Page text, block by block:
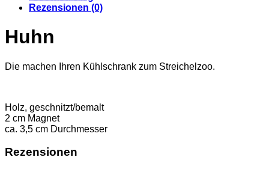
Rezensionen (0)
Huhn
Die machen Ihren Kühlschrank zum Streichelzoo.
Holz, geschnitzt/bemalt
2 cm Magnet
ca. 3,5 cm Durchmesser
Rezensionen